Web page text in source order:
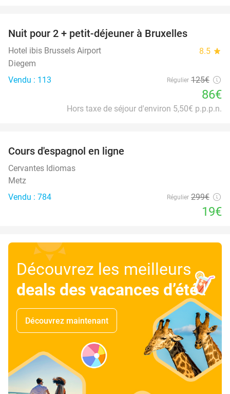
Nuit pour 2 + petit-déjeuner à Bruxelles
Hotel ibis Brussels Airport 8.5 star
Diegem
Vendu : 113
Régulier 125€
86€
Hors taxe de séjour d'environ 5,50€ p.p.p.n.
Cours d'espagnol en ligne
Cervantes Idiomas
Metz
Vendu : 784
Régulier 299€
19€
Découvrez les meilleurs
deals des vacances d’été!
Découvrez maintenant